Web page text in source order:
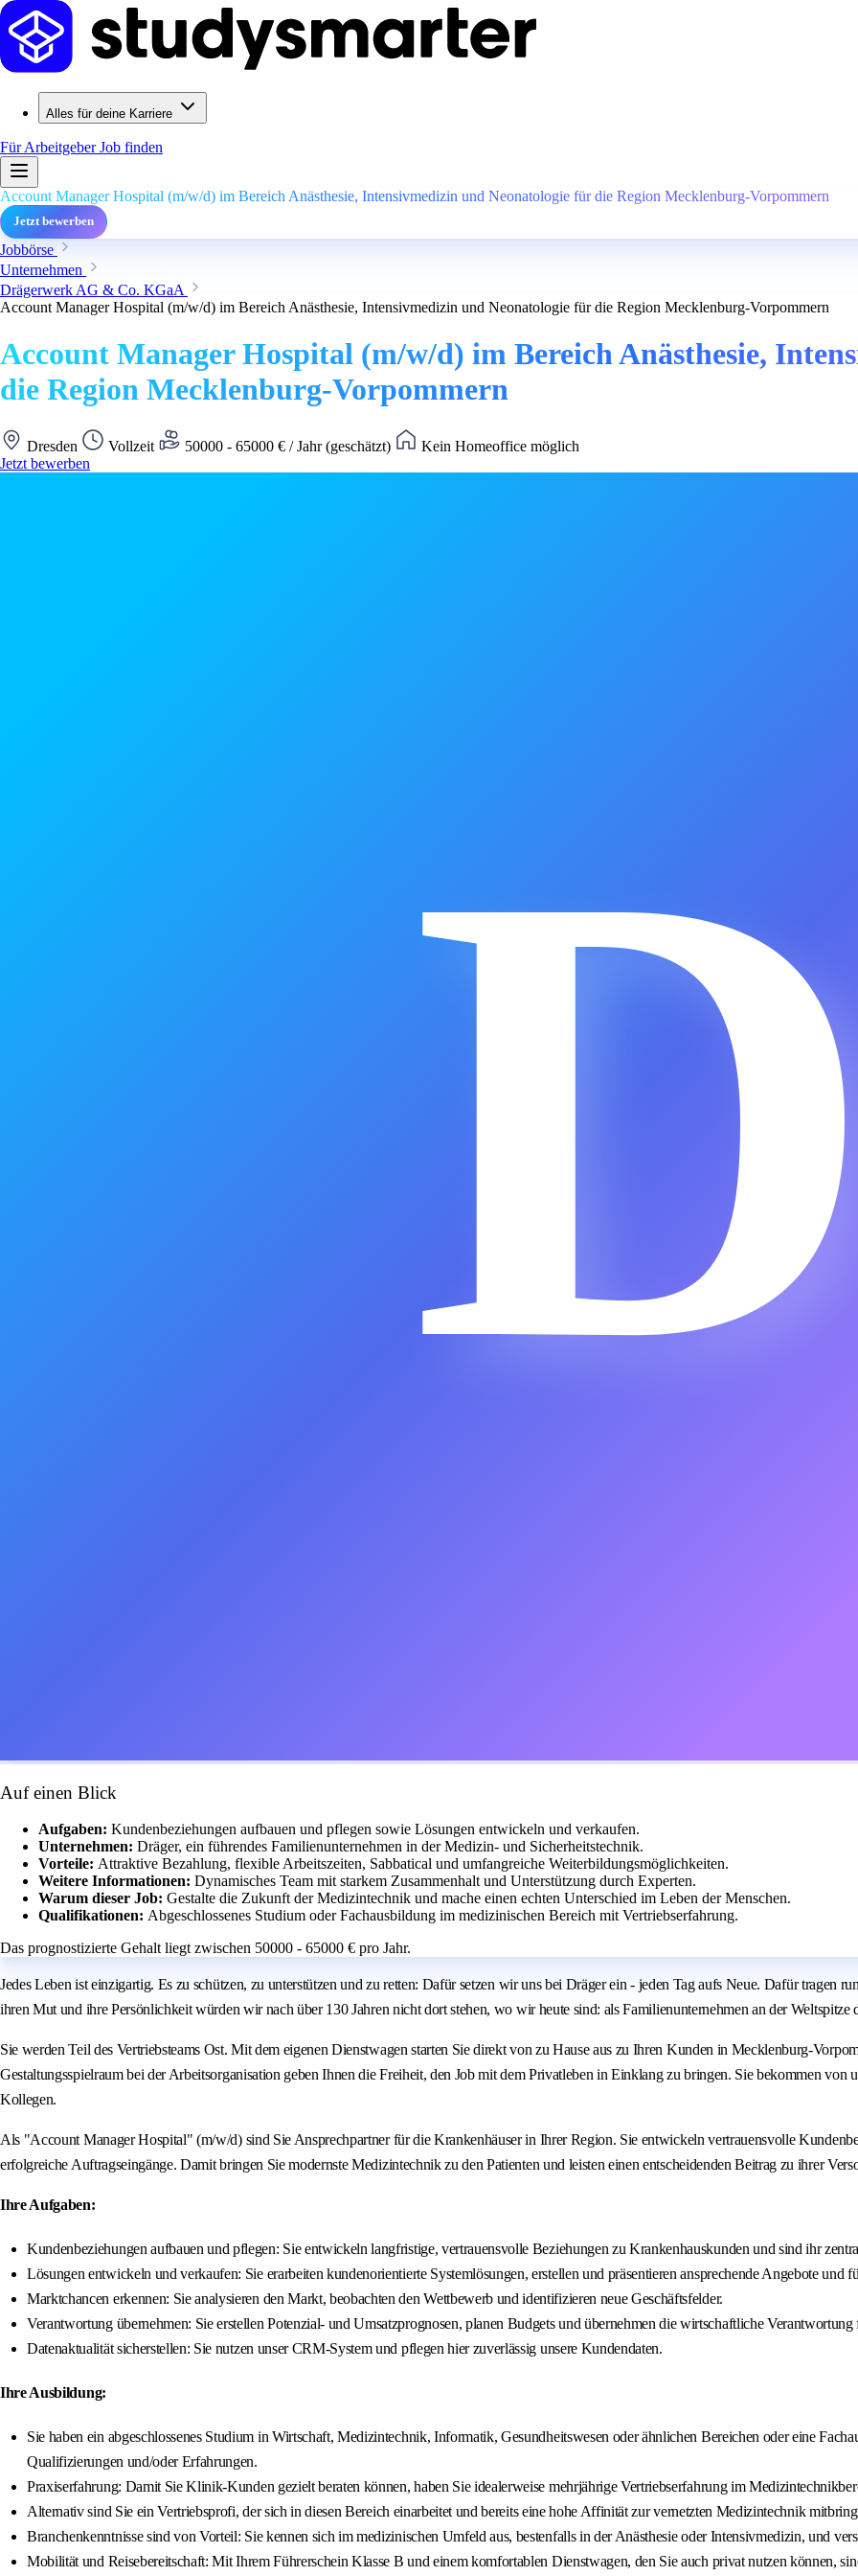
Alles für deine Karriere
Für ArbeitgeberJob finden
Account Manager Hospital (m/w/d) im Bereich Anästhesie, Intensivmedizin und Neonatologie für die Region Mecklenburg-Vorpommern
Jetzt bewerben
Jobbörse
Unternehmen
Drägerwerk AG & Co. KGaA
Account Manager Hospital (m/w/d) im Bereich Anästhesie, Intensivmedizin und Neonatologie für die Region Mecklenburg-Vorpommern
Account Manager Hospital (m/w/d) im Bereich Anästhesie,
die Region Mecklenburg-Vorpommern
Dresden Vollzeit 50000 - 65000 € / Jahr (geschätzt)
Kein Homeoffice möglich
Jetzt bewerben
Auf einen Blick
Aufgaben: Kundenbeziehungen aufbauen und pflegen sowie Lösungen entwickeln und verkaufen.
Unternehmen: Dräger, ein führendes Familienunternehmen in der Medizin- und Sicherheitstechnik.
Vorteile: Attraktive Bezahlung, flexible Arbeitszeiten, Sabbatical und umfangreiche Weiterbildungsmöglichkeiten.
Weitere Informationen: Dynamisches Team mit starkem Zusammenhalt und Unterstützung durch Experten.
Warum dieser Job: Gestalte die Zukunft der Medizintechnik und mache einen echten Unterschied im Leben der Menschen.
Qualifikationen: Abgeschlossenes Studium oder Fachausbildung im medizinischen Bereich mit Vertriebserfahrung.
Das prognostizierte Gehalt liegt zwischen 50000 - 65000 € pro Jahr.
Jedes Leben ist einzigartig. Es zu schützen, zu unterstützen und zu retten: Dafür setzen wir uns bei Dräger ein - jeden Tag aufs Neue. Dafür tragen
ihren Mut und ihre Persönlichkeit würden wir nach über 130 Jahren nicht dort stehen, wo wir heute sind: als Familienunternehmen an der
Sie werden Teil des Vertriebsteams Ost. Mit dem eigenen Dienstwagen starten Sie direkt von zu Hause aus zu Ihren Kunden in Mecklenburg-
Gestaltungsspielraum bei der Arbeitsorganisation geben Ihnen die Freiheit, den Job mit dem Privatleben in Einklang zu bringen. Sie bekommen von
Kollegen.
Als "Account Manager Hospital" (m/w/d) sind Sie Ansprechpartner für die Krankenhäuser in Ihrer Region. Sie entwickeln vertrauensvolle
erfolgreiche Auftragseingänge. Damit bringen Sie modernste Medizintechnik zu den Patienten und leisten einen entscheidenden Beitrag zu ihrer
Ihre Aufgaben:
Kundenbeziehungen aufbauen und pflegen: Sie entwickeln langfristige, vertrauensvolle Beziehungen zu Krankenhauskunden und sind ihr
Lösungen entwickeln und verkaufen: Sie erarbeiten kundenorientierte Systemlösungen, erstellen und präsentieren ansprechende Angebote und
Marktchancen erkennen: Sie analysieren den Markt, beobachten den Wettbewerb und identifizieren neue Geschäftsfelder.
Verantwortung übernehmen: Sie erstellen Potenzial- und Umsatzprognosen, planen Budgets und übernehmen die wirtschaftliche
Datenaktualität sicherstellen: Sie nutzen unser CRM-System und pflegen hier zuverlässig unsere Kundendaten.
Ihre Ausbildung:
Sie haben ein abgeschlossenes Studium in Wirtschaft, Medizintechnik, Informatik, Gesundheitswesen oder ähnlichen Bereichen oder eine
Qualifizierungen und/oder Erfahrungen.
Praxiserfahrung: Damit Sie Klinik-Kunden gezielt beraten können, haben Sie idealerweise mehrjährige Vertriebserfahrung im
Alternativ sind Sie ein Vertriebsprofi, der sich in diesen Bereich einarbeitet und bereits eine hohe Affinität zur vernetzten Medizintechnik
Branchenkenntnisse sind von Vorteil: Sie kennen sich im medizinischen Umfeld aus, bestenfalls in der Anästhesie oder Intensivmedizin, und
Mobilität und Reisebereitschaft: Mit Ihrem Führerschein Klasse B und einem komfortablen Dienstwagen, den Sie auch privat nutzen können,